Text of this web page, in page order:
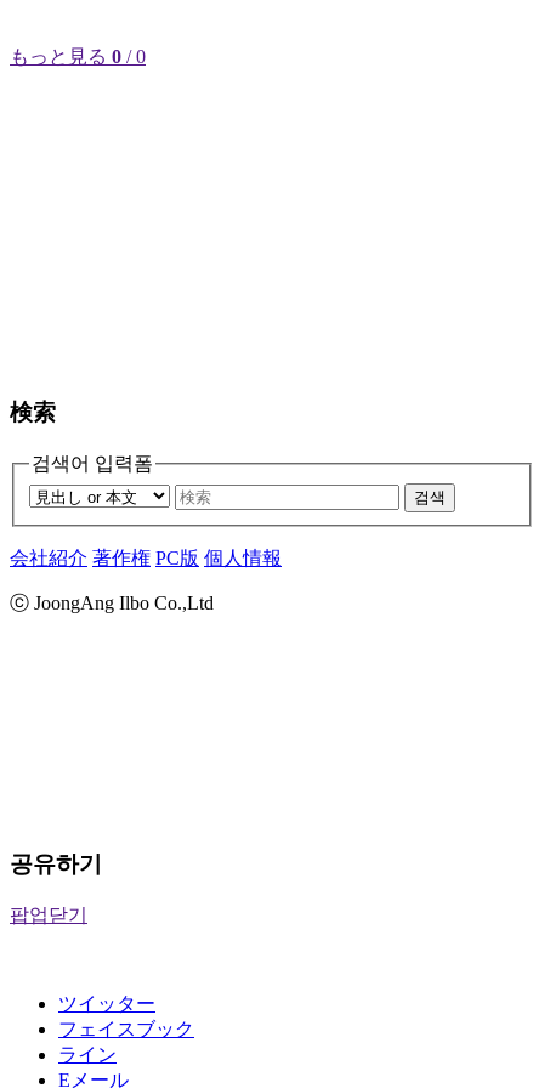
もっと見る 0 / 0
検索
검색어 입력폼
검색
会社紹介 著作権 PC版 個人情報
ⓒ JoongAng Ilbo Co.,Ltd
공유하기
팝업닫기
ツイッター
フェイスブック
ライン
Eメール